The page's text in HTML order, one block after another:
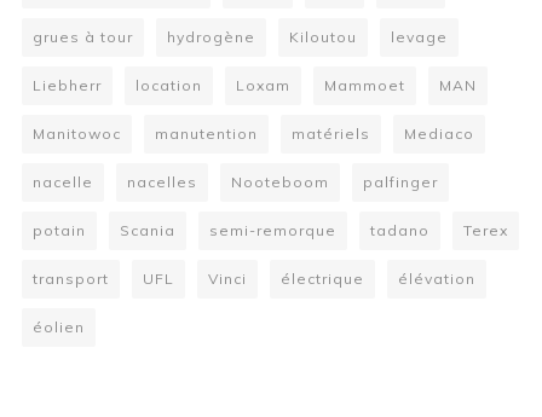
grues à tour hydrogène Kiloutou levage
Liebherr location Loxam Mammoet MAN
Manitowoc manutention matériels Mediaco
nacelle nacelles Nooteboom palfinger
potain Scania semi-remorque tadano Terex
transport UFL Vinci électrique élévation
éolien